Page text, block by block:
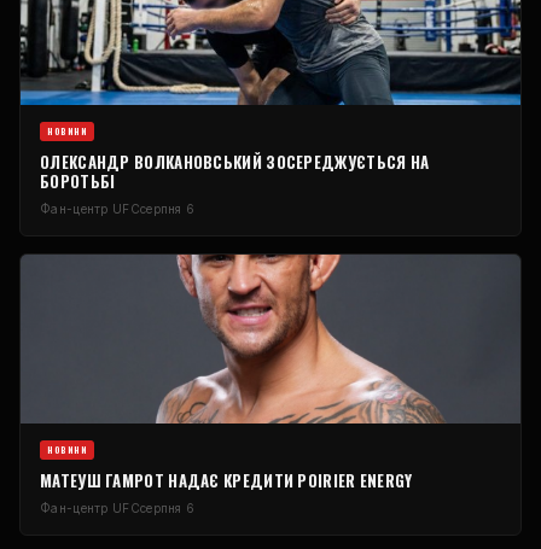
НОВИНИ
ОЛЕКСАНДР ВОЛКАНОВСЬКИЙ ЗОСЕРЕДЖУЄТЬСЯ НА
БОРОТЬБІ
Фан-центр UFCсерпня 6
НОВИНИ
МАТЕУШ ГАМРОТ НАДАЄ КРЕДИТИ POIRIER ENERGY
Фан-центр UFCсерпня 6